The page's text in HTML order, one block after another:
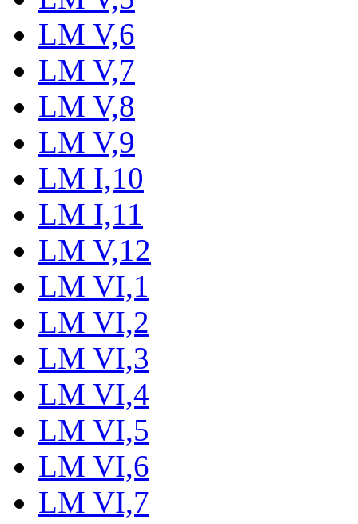
LM V,6
LM V,7
LM V,8
LM V,9
LM I,10
LM I,11
LM V,12
LM VI,1
LM VI,2
LM VI,3
LM VI,4
LM VI,5
LM VI,6
LM VI,7